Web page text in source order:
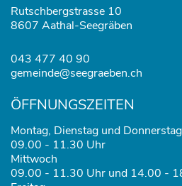
Rutschbergstrasse 10
8607 Aathal-Seegräben
043 477 40 90
gemeinde@seegraeben.ch
ÖFFNUNGSZEITEN
Montag, Dienstag und Donnerstag
09.00 - 11.30 Uhr
Mittwoch
09.00 - 11.30 Uhr und 14.00 -